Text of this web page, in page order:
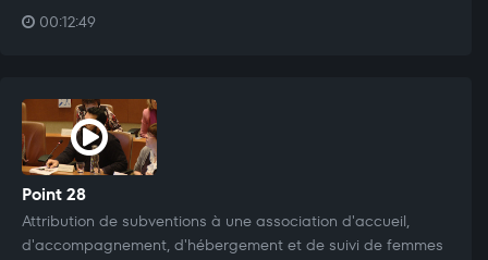
00:12:49
Point 28
Attribution de subventions à une association d'accueil,
d'accompagnement, d'hébergement et de suivi de femmes